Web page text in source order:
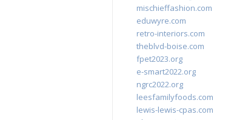
mischieffashion.com
eduwyre.com
retro-interiors.com
theblvd-boise.com
fpet2023.org
e-smart2022.org
ngrc2022.org
leesfamilyfoods.com
lewis-lewis-cpas.com